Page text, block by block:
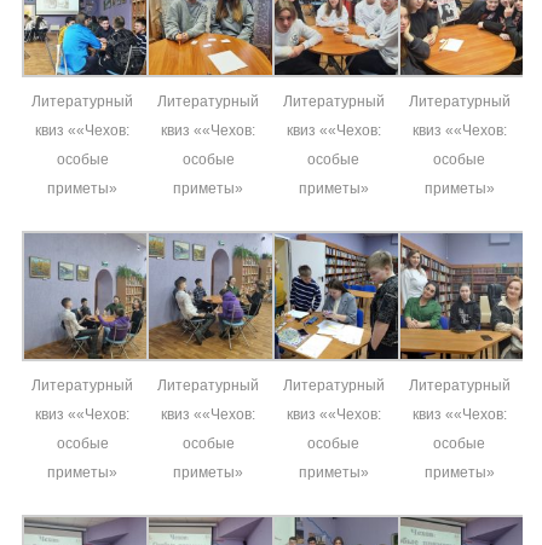
Литературный
квиз ««Чехов:
особые
приметы»
Литературный
квиз ««Чехов:
особые
приметы»
Литературный
квиз ««Чехов:
особые
приметы»
Литературный
квиз ««Чехов:
особые
приметы»
Литературный
квиз ««Чехов:
особые
приметы»
Литературный
квиз ««Чехов:
особые
приметы»
Литературный
квиз ««Чехов:
особые
приметы»
Литературный
квиз ««Чехов:
особые
приметы»